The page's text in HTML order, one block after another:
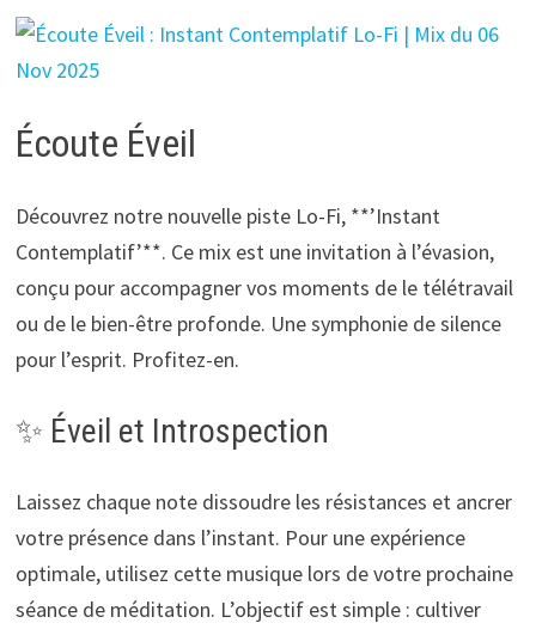
Écoute Éveil
Découvrez notre nouvelle piste Lo-Fi, **’Instant
Contemplatif’**. Ce mix est une invitation à l’évasion,
conçu pour accompagner vos moments de le télétravail
ou de le bien-être profonde. Une symphonie de silence
pour l’esprit. Profitez-en.
✨ Éveil et Introspection
Laissez chaque note dissoudre les résistances et ancrer
votre présence dans l’instant. Pour une expérience
optimale, utilisez cette musique lors de votre prochaine
séance de méditation. L’objectif est simple : cultiver